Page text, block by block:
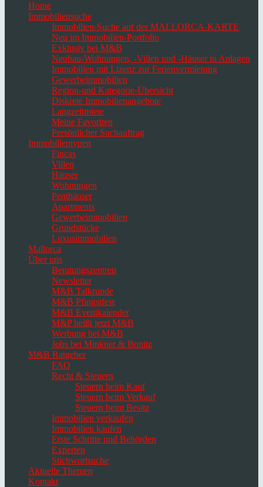
Home
Immobiliensuche
Immobilien-Suche auf der MALLORCA-KARTE
Neu im Immobilien-Portfolio
Exklusiv bei M&B
Neubau-Wohnungen, -Villen und -Häuser in Anlagen
Immobilien mit Lizenz zur Ferienvermietung
Gewerbeimmobilien
Region-und Kategorie-Übersicht
Diskrete Immobilienangebote
Langzeitmiete
Meine Favoriten
Persönlicher Suchauftrag
Immobilientypen
Fincas
Villen
Häuser
Wohnungen
Penthäuser
Apartments
Gewerbeimmobilien
Grundstücke
Luxusimmobilien
Mallorca
Über uns
Beratungszentren
Newsletter
M&B Talkrunde
M&B Pfingstfest
M&B Eventkalender
M&P heißt jetzt M&B
Werbung bei M&B
Jobs bei Minkner & Bonitz
M&B Ratgeber
FAQ
Recht & Steuern
Steuern beim Kauf
Steuern beim Verkauf
Steuern beim Besitz
Immobilien verkaufen
Immobilien kaufen
Erste Schritte und Behörden
Experten
Stichwortsuche
Aktuelle Themen
Kontakt